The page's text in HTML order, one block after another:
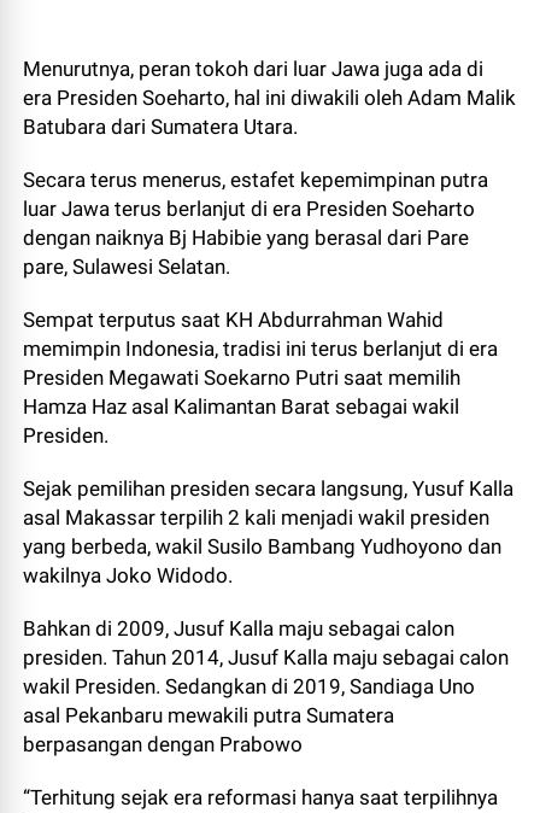
Menurutnya, peran tokoh dari luar Jawa juga ada di
era Presiden Soeharto, hal ini diwakili oleh Adam Malik
Batubara dari Sumatera Utara.
Secara terus menerus, estafet kepemimpinan putra
luar Jawa terus berlanjut di era Presiden Soeharto
dengan naiknya Bj Habibie yang berasal dari Pare
pare, Sulawesi Selatan.
Sempat terputus saat KH Abdurrahman Wahid
memimpin Indonesia, tradisi ini terus berlanjut di era
Presiden Megawati Soekarno Putri saat memilih
Hamza Haz asal Kalimantan Barat sebagai wakil
Presiden.
Sejak pemilihan presiden secara langsung, Yusuf Kalla
asal Makassar terpilih 2 kali menjadi wakil presiden
yang berbeda, wakil Susilo Bambang Yudhoyono dan
wakilnya Joko Widodo.
Bahkan di 2009, Jusuf Kalla maju sebagai calon
presiden. Tahun 2014, Jusuf Kalla maju sebagai calon
wakil Presiden. Sedangkan di 2019, Sandiaga Uno
asal Pekanbaru mewakili putra Sumatera
berpasangan dengan Prabowo
“Terhitung sejak era reformasi hanya saat terpilihnya